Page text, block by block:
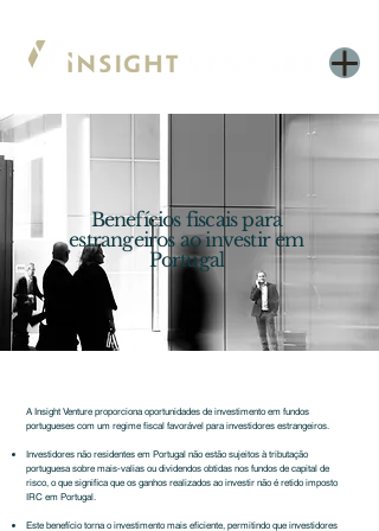
Benefícios fiscais para
estrangeiros ao investir em
Portugal
A Insight Venture proporciona oportunidades de investimento em fundos
portugueses com um regime fiscal favorável para investidores estrangeiros.
Investidores não residentes em Portugal não estão sujeitos à tributação
portuguesa sobre mais-valias ou dividendos obtidas nos fundos de capital de
risco, o que significa que os ganhos realizados ao investir não é retido imposto
IRC em Portugal.
Este benefício torna o investimento mais eficiente, permitindo que investidores